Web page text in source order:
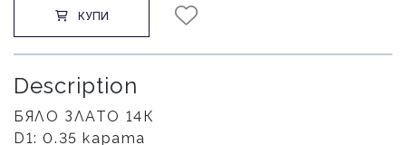
КУПИ
Description
БЯЛО ЗЛАТО 14К
D1: 0.35 карата